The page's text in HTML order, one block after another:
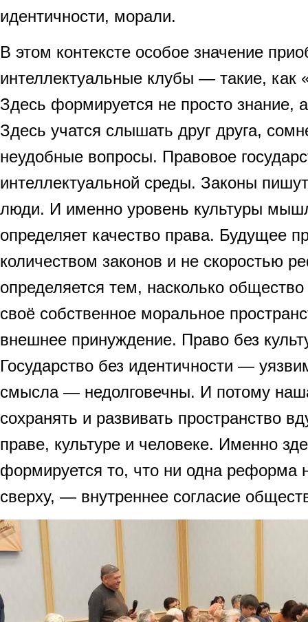
идентичности, морали.
В этом контексте особое значение
интеллектуальные клубы — такие, как
Здесь формируется не просто знание,
Здесь учатся слышать друг друга,
неудобные вопросы. Правовое
интеллектуальной среды. Законы
люди. И именно уровень культуры
определяет качество права. Будущее
количеством законов и не скоростью
определяется тем, насколько
своё собственное моральное
внешнее принуждение. Право без
Государство без идентичности —
смысла — недолговечны. И потому
сохранять и развивать пространство
праве, культуре и человеке. Именно
формируется то, что ни одна реформа
сверху, — внутреннее согласие